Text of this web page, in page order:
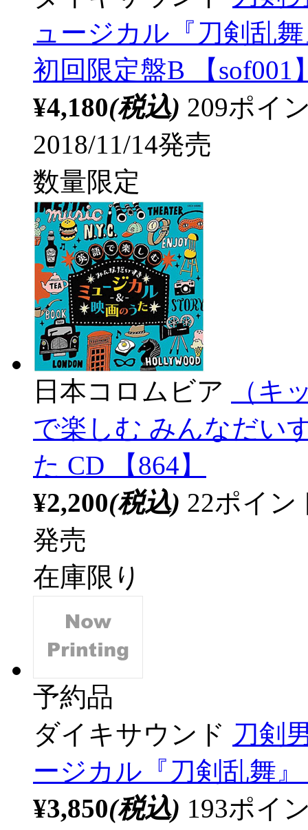
ュージカル『刀剣乱
初回限定盤B 【sof001
¥4,180(税込) 209ポイ
2018/11/14発売
数量限定
日本コロムビア
（キ
で楽しむ みんなだい
た CD 【864】
¥2,200(税込) 22ポイ
発売
在庫限り
予約品
ダイキサウンド 刀剣
ージカル『刀剣乱舞
¥3,850(税込) 193ポイ